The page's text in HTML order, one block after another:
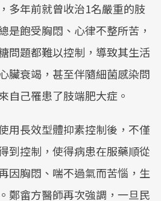
多年前就曾收治1名嚴重的肢
是飽受胸悶、心律不整所苦，
問題都難以控制，導致其生活
臟衰竭，甚至伴隨細菌感染問
自己罹患了肢端肥大症。
用長效型體抑素控制後，不僅
到控制，使得病患在服藥順從
因胸悶、喘不過氣而苦惱，生
鄭畲方醫師再次強調，一旦民